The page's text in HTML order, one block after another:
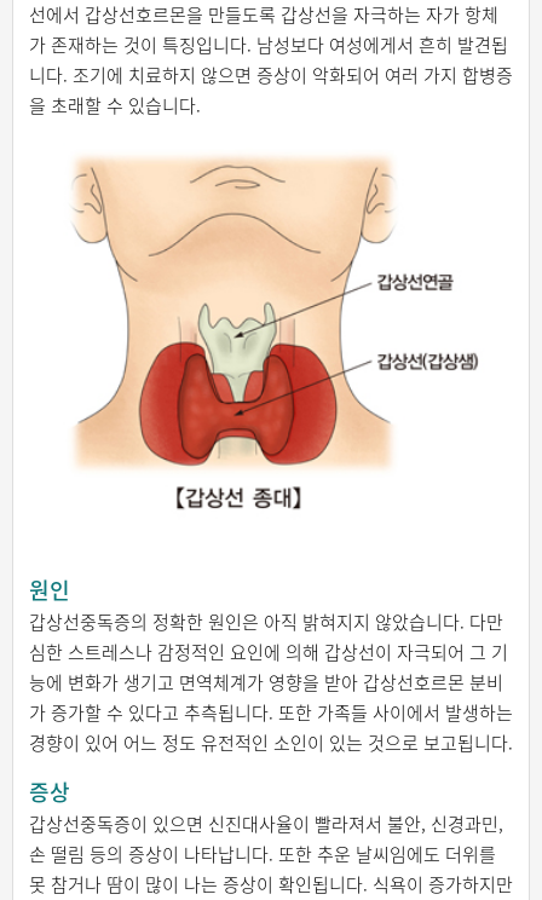
선에서 갑상선호르몬을 만들도록 갑상선을 자극하는 자가 항체
가 존재하는 것이 특징입니다. 남성보다 여성에게서 흔히 발견됩
니다. 조기에 치료하지 않으면 증상이 악화되어 여러 가지 합병증
을 초래할 수 있습니다.
원인
갑상선중독증의 정확한 원인은 아직 밝혀지지 않았습니다. 다만
심한 스트레스나 감정적인 요인에 의해 갑상선이 자극되어 그 기
능에 변화가 생기고 면역체계가 영향을 받아 갑상선호르몬 분비
가 증가할 수 있다고 추측됩니다. 또한 가족들 사이에서 발생하는
경향이 있어 어느 정도 유전적인 소인이 있는 것으로 보고됩니다.
증상
갑상선중독증이 있으면 신진대사율이 빨라져서 불안, 신경과민,
손 떨림 등의 증상이 나타납니다. 또한 추운 날씨임에도 더위를
못 참거나 땀이 많이 나는 증상이 확인됩니다. 식욕이 증가하지만